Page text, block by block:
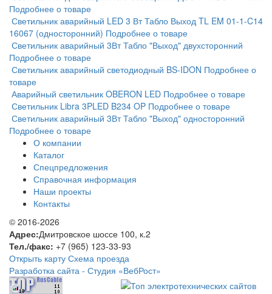
Подробнее о товаре
Светильник аварийный LED 3 Вт Табло Выход TL EM 01-1-C14
16067 (односторонний) Подробнее о товаре
Светильник аварийный 3Вт Табло "Выход" двухсторонний
Подробнее о товаре
Светильник аварийный светодиодный BS-IDON Подробнее о
товаре
Аварийный светильник OBERON LED Подробнее о товаре
Светильник Libra 3PLED B234 OP Подробнее о товаре
Светильник аварийный 3Вт Табло "Выход" односторонний
Подробнее о товаре
О компании
Каталог
Спецпредложения
Справочная информация
Наши проекты
Контакты
© 2016-2026
Адрес:Дмитровское шоссе 100, к.2
Тел./факс: +7 (965) 123-33-93
Открыть карту Схема проезда
Разработка сайта - Студия «ВебРост»